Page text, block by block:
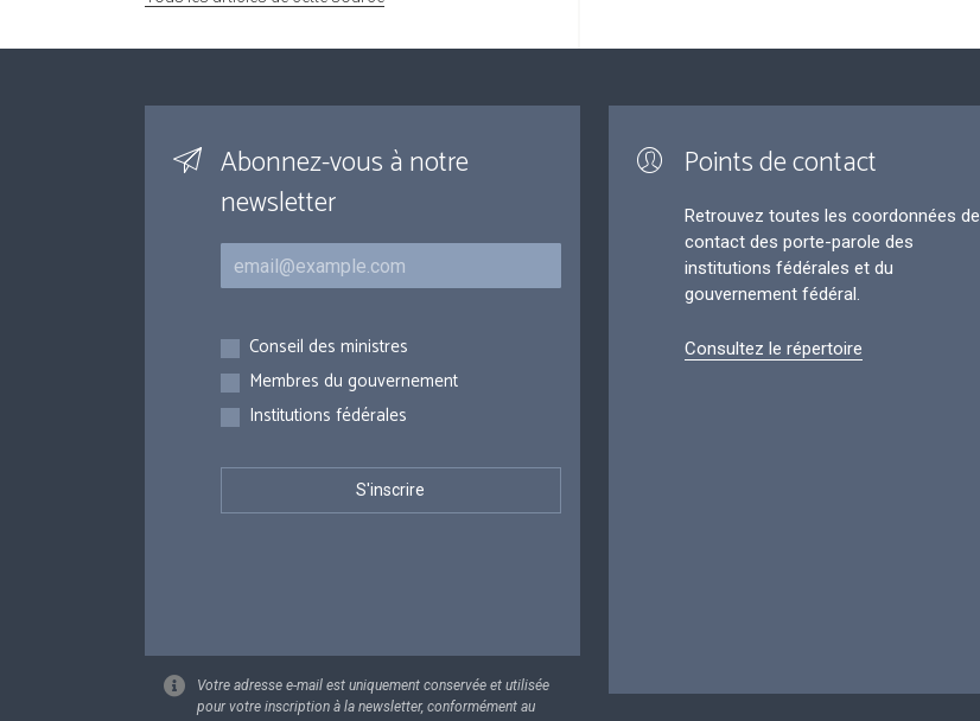
Abonnez-vous à notre
newsletter
Courriel
Inscriptions
Conseil des ministres
Membres du gouvernement
Institutions fédérales
Votre adresse e-mail est uniquement conservée et utilisée
pour votre inscription à la newsletter, conformément au
Points de contact
Retrouvez toutes les coordonnées de
contact des porte-parole des
institutions fédérales et du
gouvernement fédéral.
Consultez le répertoire